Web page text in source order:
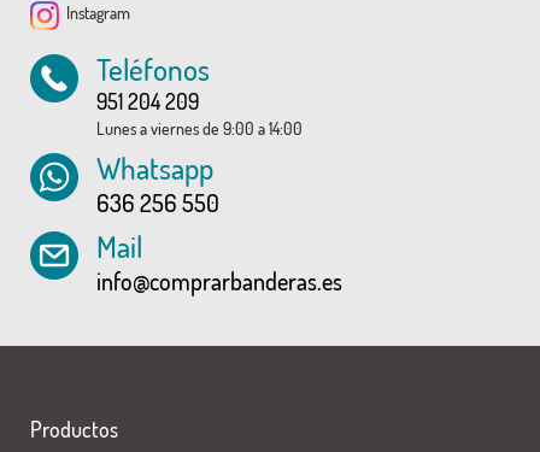
Instagram
Teléfonos
951 204 209
Lunes a viernes de 9:00 a 14:00
Whatsapp
636 256 550
Mail
info@comprarbanderas.es
Productos